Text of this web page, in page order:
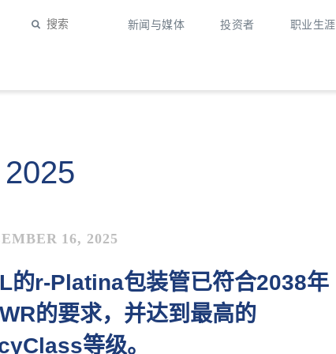
新闻与媒体 投资者 职业生涯
16, 2025
的r-Platina包装管已符合2038年
的要求，并达到最高的
等级。